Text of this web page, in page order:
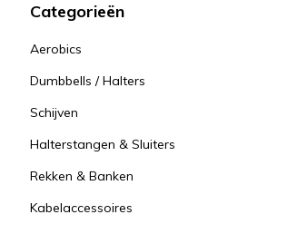
Categorieën
Aerobics
Dumbbells / Halters
Schijven
Halterstangen & Sluiters
Rekken & Banken
Kabelaccessoires